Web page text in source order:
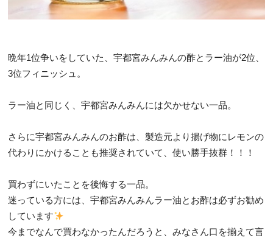
晩年1位争いをしていた、宇都宮みんみんの酢とラー油が2位、
3位フィニッシュ。
ラー油と同じく、宇都宮みんみんには欠かせない一品。
さらに宇都宮みんみんのお酢は、製造元より揚げ物にレモンの
代わりにかけることも推奨されていて、使い勝手抜群！！！
買わずにいたことを後悔する一品。
迷っている方には、宇都宮みんみんラー油とお酢は必ずお勧め
しています
今までなんで買わなかったんだろうと、みなさん口を揃えて言